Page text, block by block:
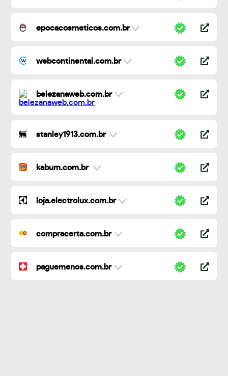
epocacosmeticos.com.br
webcontinental.com.br
belezanaweb.com.br
stanley1913.com.br
kabum.com.br
loja.electrolux.com.br
compracerta.com.br
paguemenos.com.br